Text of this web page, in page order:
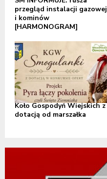
przegląd instalacji gazowej
i kominów
[HARMONOGRAM]
Koło Gospodyń Wiejskich z
dotacją od marszałka